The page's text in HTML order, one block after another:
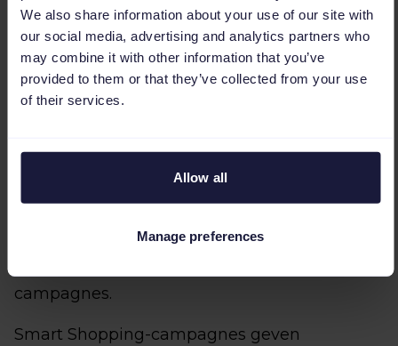
We also share information about your use of our site with
our social media, advertising and analytics partners who
may combine it with other information that you’ve
provided to them or that they’ve collected from your use
of their services.
Allow all
Manage preferences
De productgroepen zijn onderverdelingen
van de campagne-inventaris die je opgeeft.
Vermeldingsgroepen bevatten
productgroepen, componenten en
landingspagina van een categorie op je
website vormen. Dit zijn vermeldingen die
Vermeldingsgroepen zijn verzamelingen van
campagnes.
Smart Shopping-campagnes geven